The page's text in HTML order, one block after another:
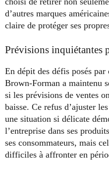
d’autres marques
claire de protéger ses
Prévisions inquiétantes
En dépit des défis posés
Brown-Forman a maintenu
si les prévisions de ventes
baisse. Ce refus d’ajuster
une situation si délicate
l’entreprise dans ses
ses consommateurs, mais
difficiles à affronter en